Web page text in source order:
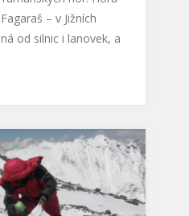
– v Jižních
od silnic i lanovek, a